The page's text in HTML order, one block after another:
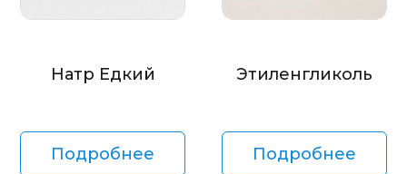
Натр Едкий
Подробнее
Этиленгликоль
Подробнее